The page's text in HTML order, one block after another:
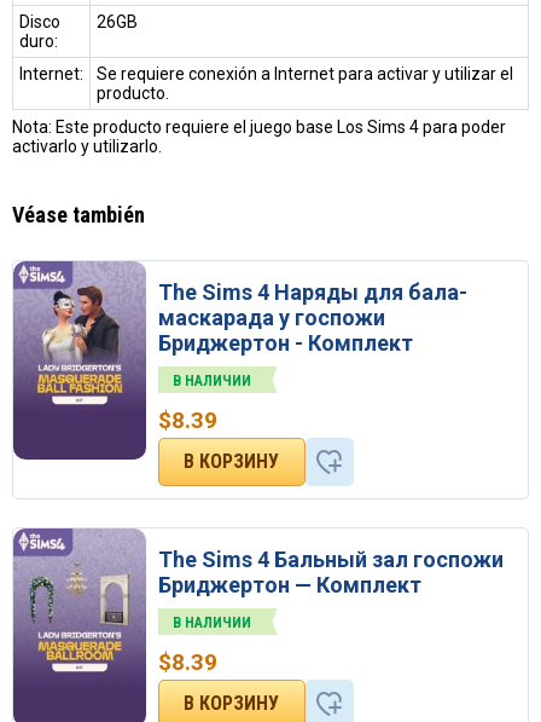
Disco
duro:
26GB
Internet:
Se requiere conexión a Internet para activar y utilizar el
producto.
Nota: Este producto requiere el juego base Los Sims 4 para poder
activarlo y utilizarlo.
Véase también
The Sims 4 Наряды для бала-
маскарада у госпожи
Бриджертон - Комплект
В НАЛИЧИИ
$8.39
The Sims 4 Бальный зал госпожи
Бриджертон — Комплект
В НАЛИЧИИ
$8.39